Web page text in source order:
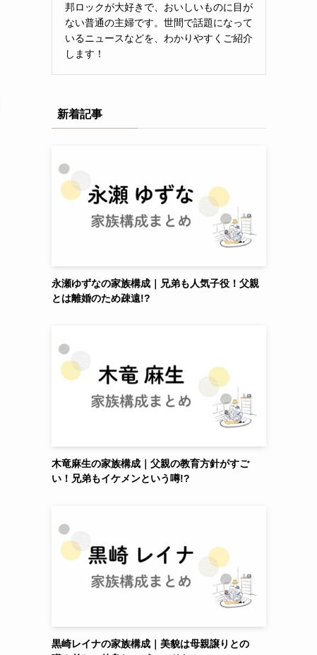
邦ロックが大好きで、おいしいものに目が
ない普通の主婦です。世間で話題になって
いるニュースなどを、わかりやすくご紹介
します！
新着記事
永瀬ゆずなの家族構成｜兄弟も人気子役！父親
とは離婚のため疎遠!?
木竜麻生の家族構成｜父親の教育方針がすご
い！兄弟もイケメンという噂!?
黒崎レイナの家族構成｜美貌は母親譲りとの